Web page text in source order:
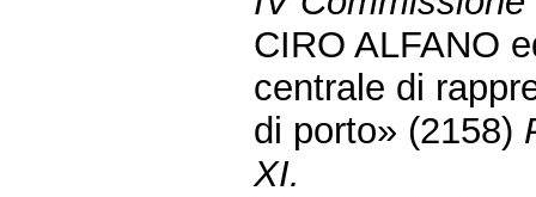
CIRO ALFANO
centrale di
di porto» (2158)
XI.